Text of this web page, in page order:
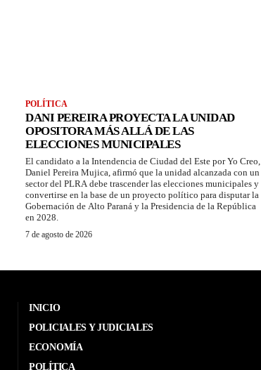
POLÍTICA
DANI PEREIRA PROYECTA LA UNIDAD
OPOSITORA MÁS ALLÁ DE LAS
ELECCIONES MUNICIPALES
El candidato a la Intendencia de Ciudad del Este por Yo Creo,
Daniel Pereira Mujica, afirmó que la unidad alcanzada con un
sector del PLRA debe trascender las elecciones municipales y
convertirse en la base de un proyecto político para disputar la
Gobernación de Alto Paraná y la Presidencia de la República
en 2028.
7 de agosto de 2026
INICIO
POLICIALES Y JUDICIALES
ECONOMÍA
POLÍTICA